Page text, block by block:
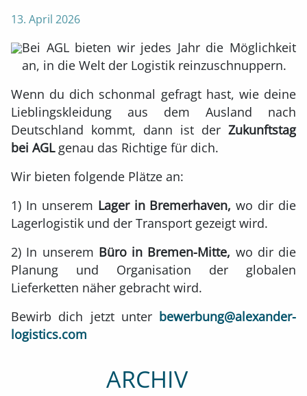
ARCHIV
13. April 2026
Bei AGL bieten wir jedes Jahr die Möglichkeit
an, in die Welt der Logistik reinzuschnuppern.
Wenn du dich schonmal gefragt hast, wie deine
Lieblingskleidung aus dem Ausland nach
Deutschland kommt, dann ist der Zukunftstag
bei AGLgenau das Richtige für dich.
Wir bieten folgende Plätze an:
1) In unserem Lager in Bremerhaven,wo dir die
Lagerlogistik und der Transport gezeigt wird.
2) In unserem Büro in Bremen-Mitte, wo dir die
Planung und Organisation der globalen
Lieferketten näher gebracht wird.
Bewirb dich jetzt unter bewerbung@alexander-
logistics.com